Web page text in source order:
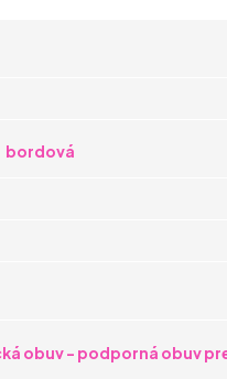
bordová
obuv - podporná obuv